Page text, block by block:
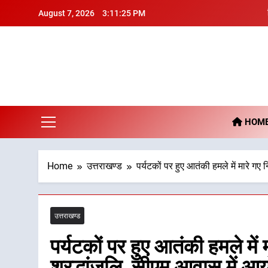
August 7, 2026 3:11:26 PM
Home उत्तराखण्ड पर्यटकों पर हुए आतंकी हमले में मारे गए
उत्तराखण्ड
पर्यटकों पर हुए आतंकी हमले में